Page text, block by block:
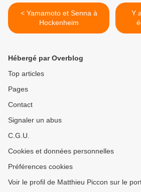
< Yamamoto et Senna à
Hockenheim
Y
Hébergé par Overblog
Top articles
Pages
Contact
Signaler un abus
C.G.U.
Cookies et données personnelles
Préférences cookies
Voir le profil de Matthieu Piccon sur le